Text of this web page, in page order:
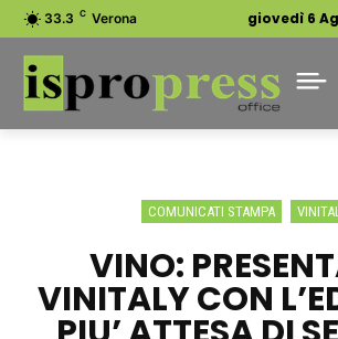
33.3 C Verona giovedì 6
COMUNICATI STAMPA
VINO:
VINITALY CON